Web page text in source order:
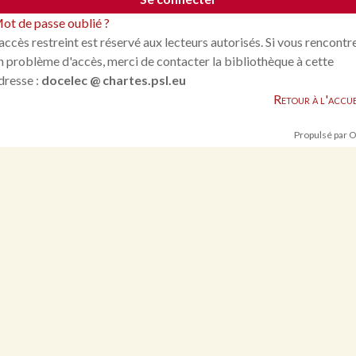
de passe oublié ?
restreint est réservé aux lecteurs autorisés. Si vous
problème d'accès, merci de contacter la bibliothèque à cette
: docelec @ chartes.psl.eu
Retour à
Propulsé par